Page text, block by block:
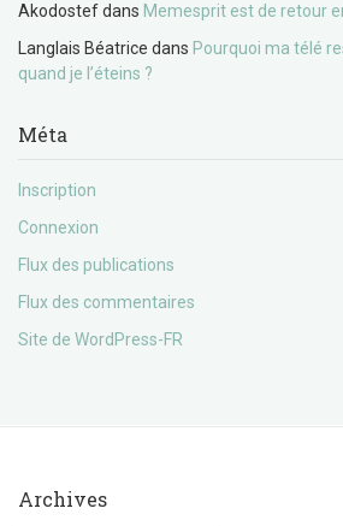
Akodostefdans Memesprit est de retour
Langlais Béatrice dans Pourquoi ma télé
quand je l’éteins ?
Méta
Inscription
Connexion
Flux des publications
Flux des commentaires
Site de WordPress-FR
Archives